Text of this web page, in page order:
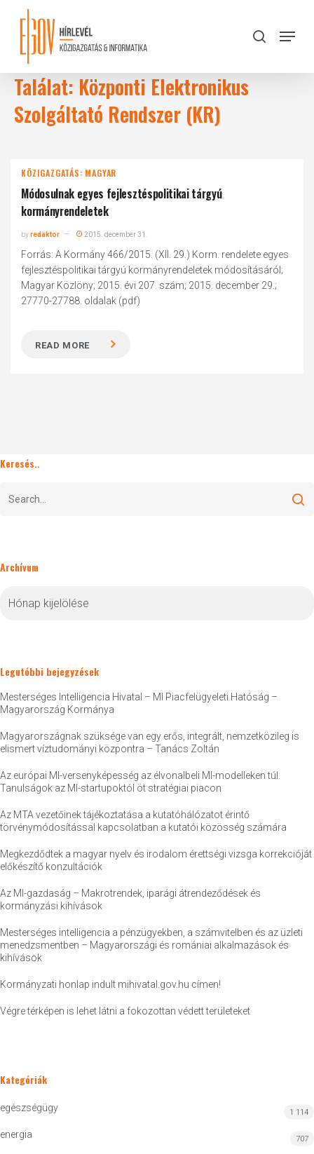
content
search
Menu
Találat: Központi Elektronikus
Szolgáltató Rendszer (KR)
KÖZIGAZGATÁS: MAGYAR
Módosulnak egyes fejlesztéspolitikai tárgyú
kormányrendeletek
byredaktor 2015. december 31.
Forrás: A Kormány 466/2015. (XII. 29.) Korm. rendelete egyes
fejlesztéspolitikai tárgyú kormányrendeletek módosításáról;
Magyar Közlöny; 2015. évi 207. szám; 2015. december 29.;
27770-27788. oldalak (pdf)
READ MORE
Keresés..
Archívum
Legutóbbi bejegyzések
Mesterséges Intelligencia Hivatal – MI Piacfelügyeleti Hatóság –
Magyarország Kormánya
Magyarországnak szüksége van egy erős, integrált, nemzetközileg is
elismert víztudományi központra – Tanács Zoltán
Az európai MI-versenyképesség az élvonalbeli MI-modelleken túl.
Tanulságok az MI-startupoktól öt stratégiai piacon
Az MTA vezetőinek tájékoztatása a kutatóhálózatot érintő
törvénymódosítással kapcsolatban a kutatói közösség számára
Megkezdődtek a magyar nyelv és irodalom érettségi vizsga korrekcióját
előkészítő konzultációk
Az MI-gazdaság – Makrotrendek, iparági átrendeződések és
kormányzási kihívások
Mesterséges intelligencia a pénzügyekben, a számvitelben és az üzleti
menedzsmentben – Magyarországi és romániai alkalmazások és
kihívások
Kormányzati honlap indult mihivatal.gov.hu címen!
Végre térképen is lehet látni a fokozottan védett területeket
Kategóriák
egészségügy 1 114
energia 707
Close